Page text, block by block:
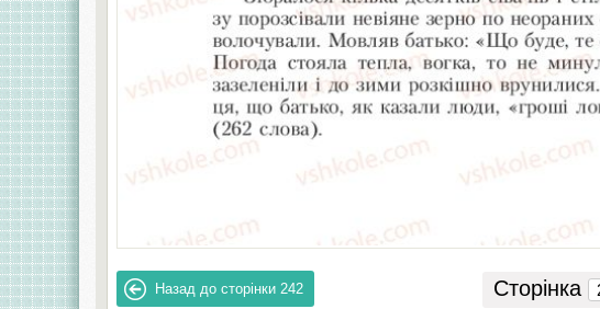
Назад до сторінки 242 Сторінка